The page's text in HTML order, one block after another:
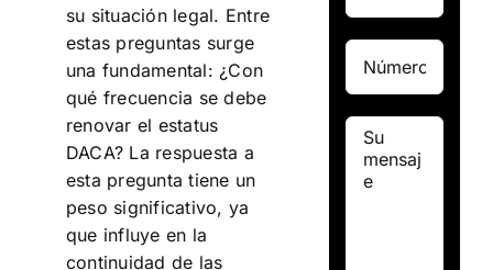
su situación legal. Entre
estas preguntas surge
una fundamental: ¿Con
qué frecuencia se debe
renovar el estatus
DACA? La respuesta a
esta pregunta tiene un
peso significativo, ya
que influye en la
continuidad de las